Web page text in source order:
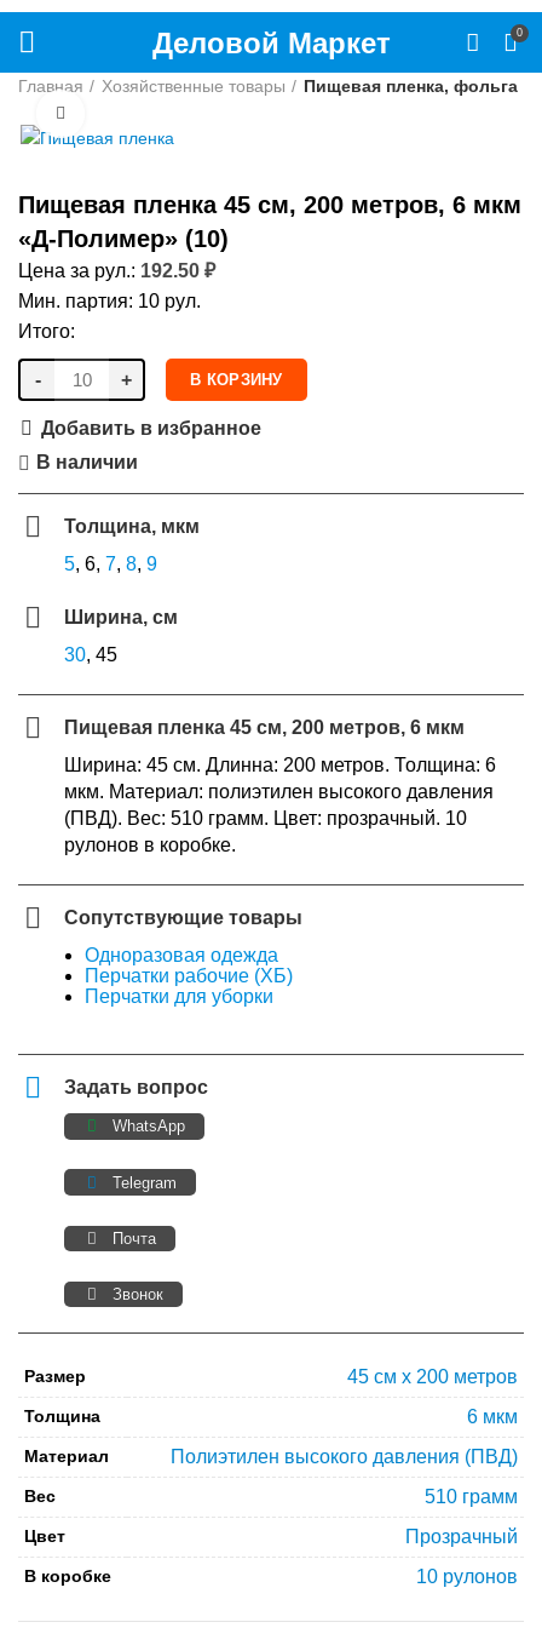
Деловой Маркет 0
Главная Хозяйственные товары Пищевая пленка, фольга
Пищевая пленка 45 см, 200 метров, 6 мкм
«Д-Полимер» (10)
Цена за рул.: 192.50 ₽
Мин. партия: 10 рул.
Итого:
- + В КОРЗИНУ
Добавить в избранное
В наличии
Толщина, мкм
5, 6, 7, 8, 9
Ширина, см
30, 45
Пищевая пленка 45 см, 200 метров, 6 мкм
Ширина: 45 см. Длинна: 200 метров. Толщина: 6
мкм. Материал: полиэтилен высокого давления
(ПВД). Вес: 510 грамм. Цвет: прозрачный. 10
рулонов в коробке.
Сопутствующие товары
Одноразовая одежда
Перчатки рабочие (ХБ)
Перчатки для уборки
Задать вопрос
WhatsApp
Telegram
Почта
Звонок
Размер 45 см х 200 метров
Толщина 6 мкм
Материал Полиэтилен высокого давления (ПВД)
Вес 510 грамм
Цвет Прозрачный
В коробке 10 рулонов